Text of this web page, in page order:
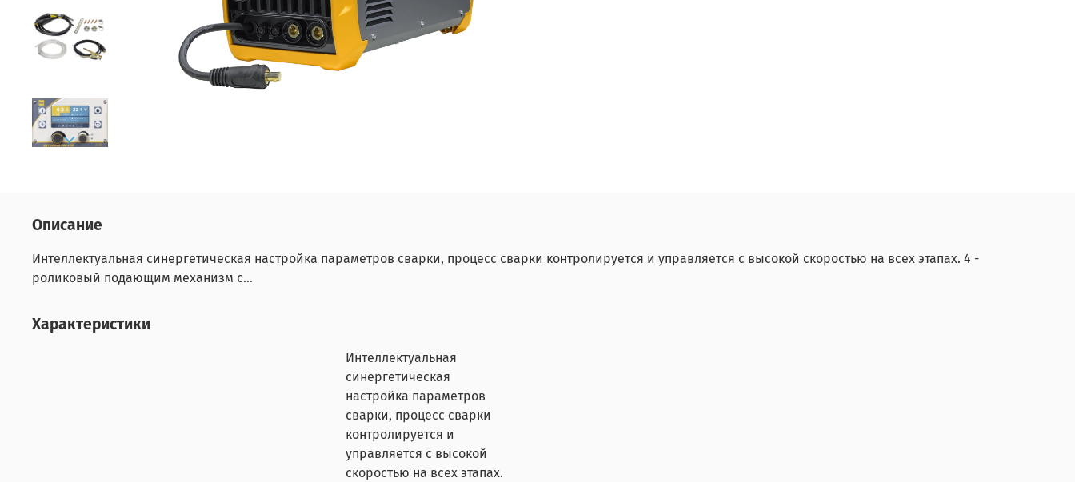
Описание
Интеллектуальная синергетическая настройка параметров сварки, процесс сварки контролируется и управляется с высокой скоростью на всех этапах. 4 -
роликовый подающим механизм с...
Характеристики
Интеллектуальная
синергетическая
настройка параметров
сварки, процесс сварки
контролируется и
управляется с высокой
скоростью на всех этапах.